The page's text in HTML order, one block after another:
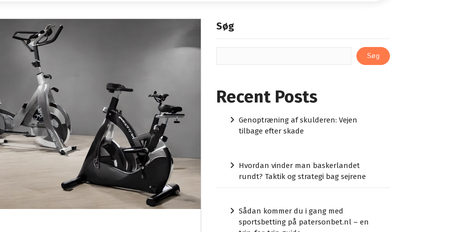
Søg
Søg
Recent Posts
Genoptræning af skulderen: Vejen
tilbage efter skade
Hvordan vinder man baskerlandet
rundt? Taktik og strategi bag sejrene
Sådan kommer du i gang med
sportsbetting på patersonbet.nl – en